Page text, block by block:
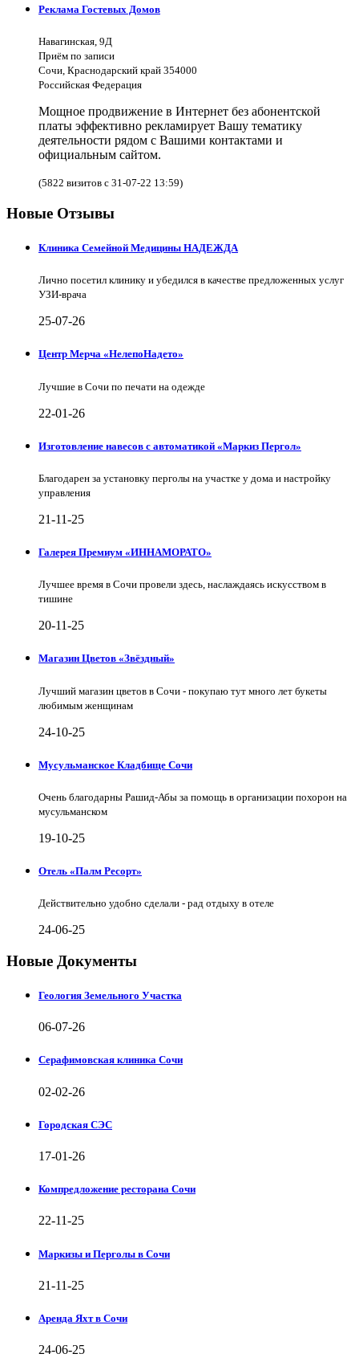
Реклама Гостевых Домов
Навагинская, 9Д
Приём по записи
Сочи, Краснодарский край 354000
Российская Федерация
Мощное продвижение в Интернет без абонентской
платы эффективно рекламирует Вашу тематику
деятельности рядом с Вашими контактами и
официальным сайтом.
(5822 визитов с 31-07-22 13:59)
Новые Отзывы
Клиника Семейной Медицины НАДЕЖДА
Лично посетил клинику и убедился в качестве предложенных услуг
УЗИ-врача
25-07-26
Центр Мерча «НелепоНадето»
Лучшие в Сочи по печати на одежде
22-01-26
Изготовление навесов с автоматикой «Маркиз Пергол»
Благодарен за установку перголы на участке у дома и настройку
управления
21-11-25
Галерея Премиум «ИННАМОРАТО»
Лучшее время в Сочи провели здесь, наслаждаясь искусством в
тишине
20-11-25
Магазин Цветов «Звёздный»
Лучший магазин цветов в Сочи - покупаю тут много лет букеты
любимым женщинам
24-10-25
Мусульманское Кладбище Сочи
Очень благодарны Рашид-Абы за помощь в организации похорон на
мусульманском
19-10-25
Отель «Палм Ресорт»
Действительно удобно сделали - рад отдыху в отеле
24-06-25
Новые Документы
Геология Земельного Участка
06-07-26
Серафимовская клиника Сочи
02-02-26
Городская СЭС
17-01-26
Компредложение ресторана Сочи
22-11-25
Маркизы и Перголы в Сочи
21-11-25
Аренда Яхт в Сочи
24-06-25